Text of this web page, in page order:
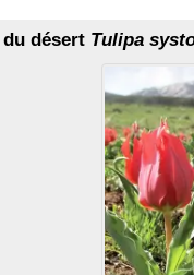
désert Tulipa